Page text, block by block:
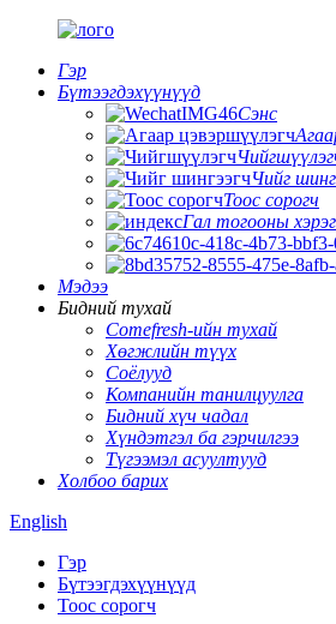
Гэр
Бүтээгдэхүүнүүд
Сэнс
Чийг
Тоос сорогч
Гал тогооны
Мэдээ
Бидний тухай
Comefresh-ийн тухай
Хөгжлийн түүх
Соёлууд
Компанийн танилцуулга
Бидний хүч чадал
Хүндэтгэл ба гэрчилгээ
Түгээмэл асуултууд
Холбоо барих
English
Гэр
Бүтээгдэхүүнүүд
Тоос сорогч